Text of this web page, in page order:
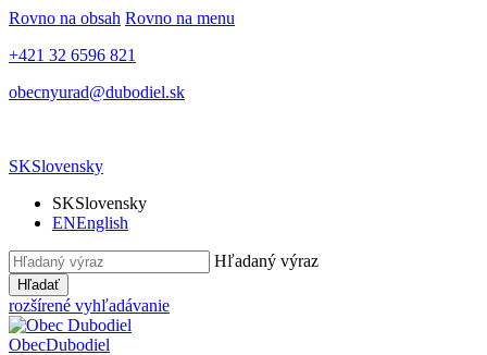
Rovno na obsah Rovno na menu
+421 32 6596 821
obecnyurad@dubodiel.sk
SKSlovensky
SKSlovensky
ENEnglish
Hľadaný výraz
Hľadať
rozšírené vyhľadávanie
ObecDubodiel